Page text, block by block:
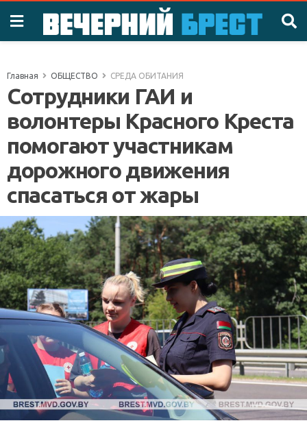
Главная ОБЩЕСТВО СРЕДА ОБИТАНИЯ
Сотрудники ГАИ и
волонтеры Красного Креста
помогают участникам
дорожного движения
спасаться от жары